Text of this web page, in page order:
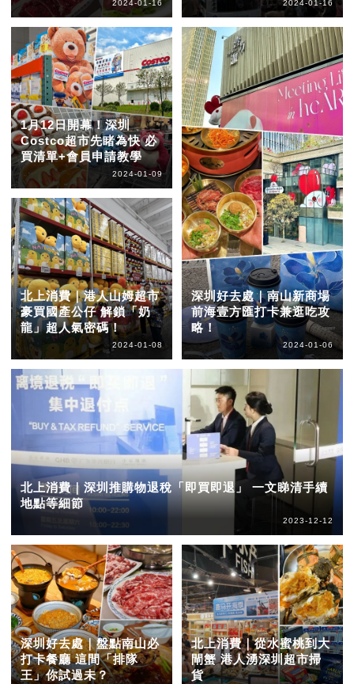
2024-01-16 2024-01-16
1月12日開幕！深圳
Costco超市先睹為快 必
買清單+會員申請教學
2024-01-09
北上消費｜港人山姆超市
豪買國產公仔 解鎖「奶
龍」超人氣密碼！
2024-01-08
深圳好去處｜南山新商場
前海壹方匯打卡兼逛吃攻
略！
2024-01-06
北上消費｜深圳推購物退稅「即買即退」 一文睇清手續
地點等細節
2023-12-12
深圳好去處｜盤點南山必
打卡餐廳 這間「排隊
王」你試過未？
北上消費｜從水蜜桃到大
閘蟹 港人湧深圳超市掃
貨